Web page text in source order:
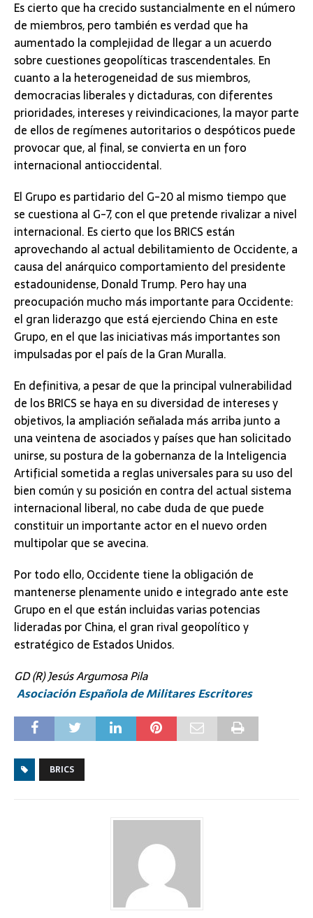
Es cierto que ha crecido sustancialmente en el número
de miembros, pero también es verdad que ha
aumentado la complejidad de llegar a un acuerdo
sobre cuestiones geopolíticas trascendentales. En
cuanto a la heterogeneidad de sus miembros,
democracias liberales y dictaduras, con diferentes
prioridades, intereses y reivindicaciones, la mayor parte
de ellos de regímenes autoritarios o despóticos puede
provocar que, al final, se convierta en un foro
internacional antioccidental.
El Grupo es partidario del G-20 al mismo tiempo que
se cuestiona al G-7, con el que pretende rivalizar a nivel
internacional. Es cierto que los BRICS están
aprovechando al actual debilitamiento de Occidente, a
causa del anárquico comportamiento del presidente
estadounidense, Donald Trump. Pero hay una
preocupación mucho más importante para Occidente:
el gran liderazgo que está ejerciendo China en este
Grupo, en el que las iniciativas más importantes son
impulsadas por el país de la Gran Muralla.
En definitiva, a pesar de que la principal vulnerabilidad
de los BRICS se haya en su diversidad de intereses y
objetivos, la ampliación señalada más arriba junto a
una veintena de asociados y países que han solicitado
unirse, su postura de la gobernanza de la Inteligencia
Artificial sometida a reglas universales para su uso del
bien común y su posición en contra del actual sistema
internacional liberal, no cabe duda de que puede
constituir un importante actor en el nuevo orden
multipolar que se avecina.
Por todo ello, Occidente tiene la obligación de
mantenerse plenamente unido e integrado ante este
Grupo en el que están incluidas varias potencias
lideradas por China, el gran rival geopolítico y
estratégico de Estados Unidos.
GD (R) Jesús Argumosa Pila
Asociación Española de Militares Escritores
BRICS